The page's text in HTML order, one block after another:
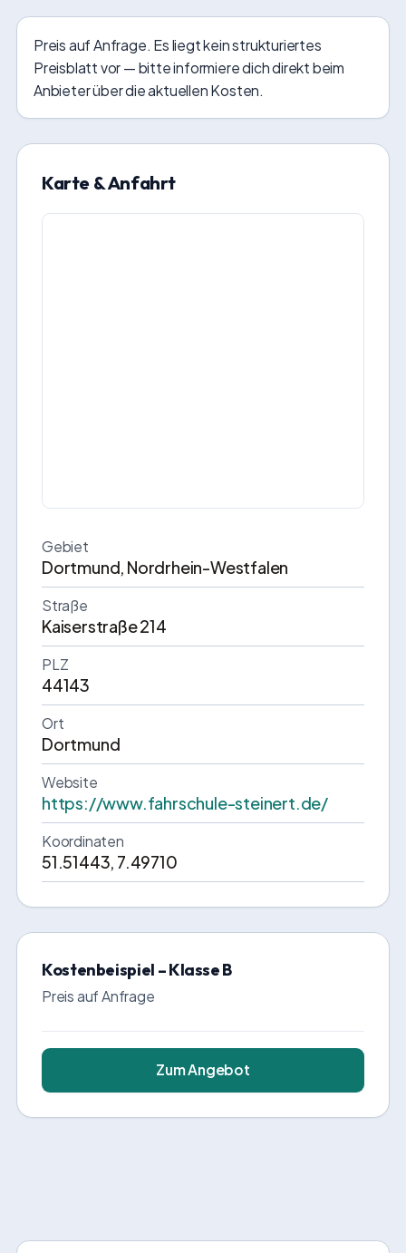
Preis auf Anfrage. Es liegt kein strukturiertes
Preisblatt vor — bitte informiere dich direkt beim
Anbieter über die aktuellen Kosten.
Karte & Anfahrt
Gebiet
Dortmund, Nordrhein-Westfalen
Straße
Kaiserstraße 214
PLZ
44143
Ort
Dortmund
Website
https://www.fahrschule-steinert.de/
Koordinaten
51.51443, 7.49710
Kostenbeispiel – Klasse B
Preis auf Anfrage
Zum Angebot